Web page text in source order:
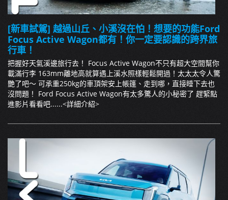
[新車試駕] 越過山丘、小溪沒在怕！想要的功能Ford
Focus Active Wagon都有！你一定要認識的跨界旅
行車！
把握好天氣溪邊旅行去！ Focus Active Wagon不只有超大空間幫你
載滿行李 163mm離地高就算遇上溪水照樣輕鬆開過！太太太令人驚
艷了吧～ 可承重250kg的車頂架安上帳篷、走到哪，直接睡下去也
沒問題！ Ford Focus Active Wagon有太多驚人的小秘密了 趕緊點
進影片看看吧......<詳細介紹>